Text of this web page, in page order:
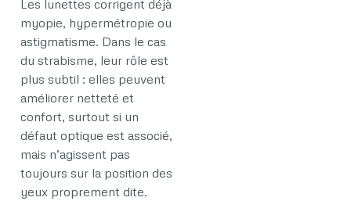
Les lunettes corrigent déjà
myopie, hypermétropie ou
astigmatisme. Dans le cas
du strabisme, leur rôle est
plus subtil : elles peuvent
améliorer netteté et
confort, surtout si un
défaut optique est associé,
mais n’agissent pas
toujours sur la position des
yeux proprement dite.